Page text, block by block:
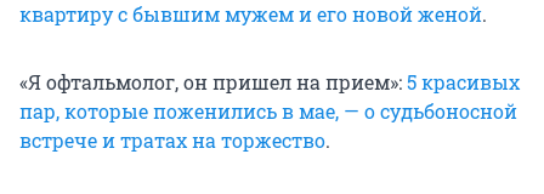
квартиру с бывшим мужем и его новой женой.
«Я офтальмолог, он пришел на прием»:5 красивых
пар, которые поженились в мае, — о судьбоносной
встрече и тратах на торжество.